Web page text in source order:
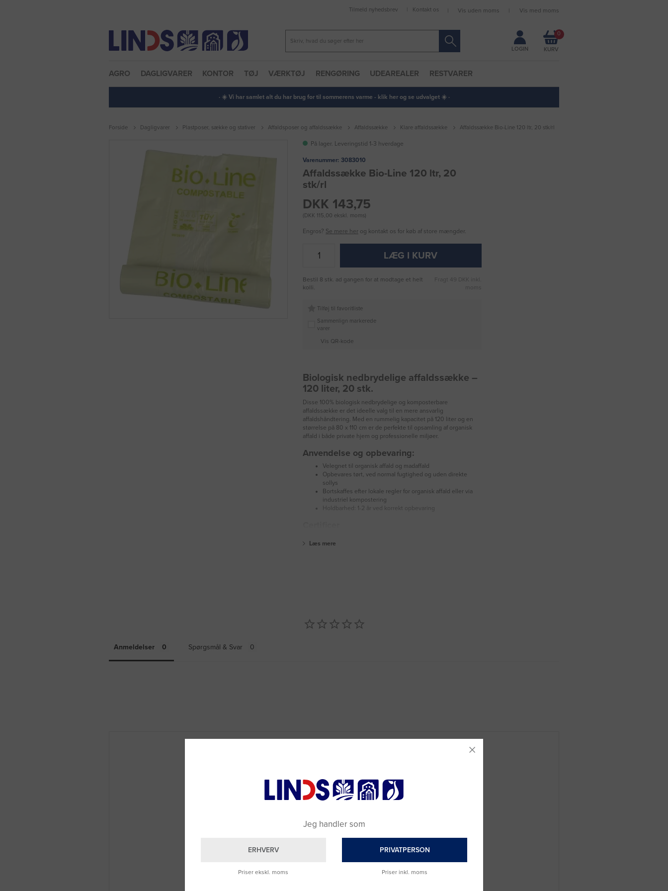
Forbliv logget ind
Tilmeld nyhedsbrev Kontakt os Vis uden moms Vis med moms
LOGIN
0
AGRO DAGLIGVARER KONTOR TØJ VÆRKTØJ RENGØRING UDEAREALER RESTVARER
· ☀️ Vi har samlet alt du har brug for til sommerens varme - klik her og se udvalget ☀️ ·
Forside Dagligvarer Plastposer, sække og stativer Affaldsposer og affaldssække Affaldssække Klare affaldssække Affaldssække Bio-Line 120 ltr, 20 stk/rl
På lager. Leveringstid 1-3 hverdage
Varenummer: 3083010
Affaldssække Bio-Line 120 ltr, 20
stk/rl
DKK 143,75
(DKK 115,00 ekskl. moms)
Engros? Se mere her og kontakt os for køb af store mængder.
LÆG I KURV
Bestil 8 stk. ad gangen for at modtage et helt
kolli.
Fragt 49 DKK inkl.
Tilføj til favoritliste
Sammenlign markerede
varer
Vis QR-kode
Biologisk nedbrydelige affaldssække –
120 liter, 20 stk.
Disse 100% biologisk nedbrydelige og komposterbare
affaldssække er det ideelle valg til en mere ansvarlig
affaldshåndtering. Med en rummelig kapacitet på 120 liter og en
størrelse på 80 x 110 cm er de perfekte til opsamling af organisk
affald i både private hjem og professionelle miljøer.
Anvendelse og opbevaring:
Velegnet til organisk affald og madaffald
Opbevares tørt, ved normal fugtighed og uden direkte
sollys
Bortskaffes efter lokale regler for organisk affald eller via
industriel kompostering
Holdbarhed: 1-2 år ved korrekt opbevaring
Læs mere
Anmeldelser Spørgsmål & Svar
Jeg handler som
ERHVERV
Priser ekskl. moms
PRIVATPERSON
Priser inkl. moms